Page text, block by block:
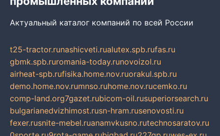
Актуальный каталог компаний по всей России
t25-tractor.runashicveti.rualutex.spb.rufas.ru
gbmk.spb.ruromania-today.runovoizol.ru
airheat-spb.rufisika.home.nov.ruorakul.spb.ru
demo.home.nov.rumnso.ruhome.nov.rucemko.ru
comp-land.org7gazet.rubicom-oil.rusuperiorsearch.ru
bulgarianedvizhimost.rusn-hram.rusenovosti.ru
fexer.rusnite-mebel.ruanamvkusno.rutechnosaratov.ru